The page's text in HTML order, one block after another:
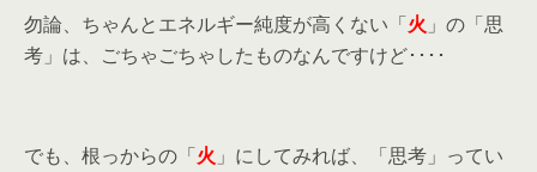
勿論、ちゃんとエネルギー純度が高くない「火 」の「思
考」は、ごちゃごちゃしたものなんですけど････
でも、根っからの「火 」にしてみれば、「思考」ってい